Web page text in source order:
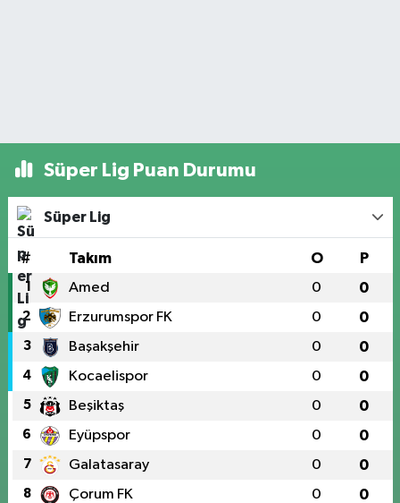
Süper Lig Puan Durumu
Süper Lig
# Takım O P
1 Amed 0 0
2 Erzurumspor FK 0 0
3 Başakşehir 0 0
4 Kocaelispor 0 0
5 Beşiktaş 0 0
6 Eyüpspor 0 0
7 Galatasaray 0 0
8 Çorum FK 0 0